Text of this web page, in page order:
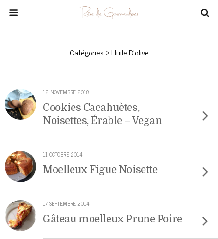
Catégories ›Huile D’olive
12 NOVEMBRE 2018
Cookies Cacahuètes,
Noisettes, Érable – Vegan
11 OCTOBRE 2014
Moelleux Figue Noisette
17 SEPTEMBRE 2014
Gâteau moelleux Prune Poire